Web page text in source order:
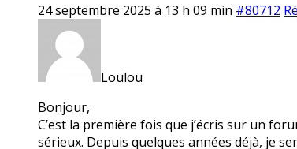
24 septembre 2025 à 13 h 09 min #80712
Loulou
Bonjour,
C’est la première fois que j’écris sur un
sérieux. Depuis quelques années déjà, je